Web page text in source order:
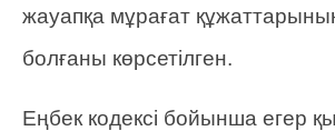
жауапқа мұрағат
болғаны көрсетілген.
Еңбек кодексі бойынша егер